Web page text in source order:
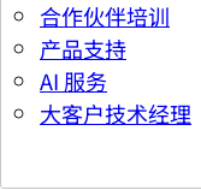
合作伙伴培训
产品支持
AI 服务
大客户技术经理